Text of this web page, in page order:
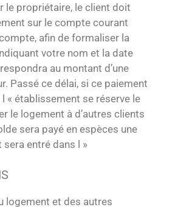
le propriétaire, le client doit
sur le compte courant
afin de formaliser la
votre nom et la date
au montant d’une
Passé ce délai, si ce paiement
l « établissement se réserve le
le logement à d’autres clients
sera payé en espèces une
entré dans l »
logement et des autres